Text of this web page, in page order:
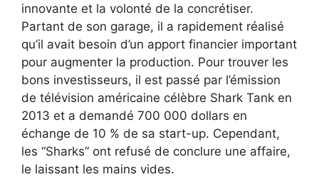
innovante et la volonté de la concrétiser.
Partant de son garage, il a rapidement réalisé
qu’il avait besoin d’un apport financier important
pour augmenter la production. Pour trouver les
bons investisseurs, il est passé par l’émission
de télévision américaine célèbre Shark Tank en
2013 et a demandé 700 000 dollars en
échange de 10 % de sa start-up. Cependant,
les “Sharks” ont refusé de conclure une affaire,
le laissant les mains vides.